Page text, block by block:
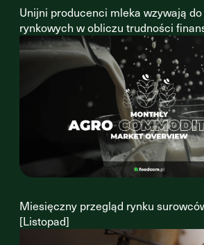
Unijni producenci mleka wzywają
rynkowych w obliczu trudności
Miesięczny przegląd rynku
[Listopad]